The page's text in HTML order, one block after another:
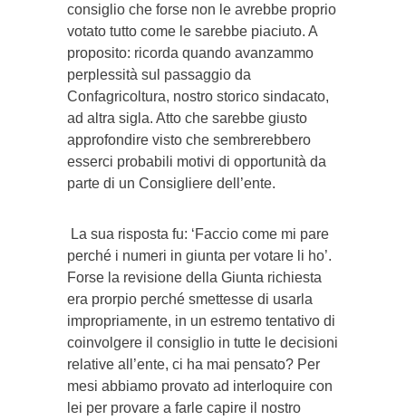
consiglio che forse non le avrebbe proprio
votato tutto come le sarebbe piaciuto. A
proposito: ricorda quando avanzammo
perplessità sul passaggio da
Confagricoltura, nostro storico sindacato,
ad altra sigla. Atto che sarebbe giusto
approfondire visto che sembrerebbero
esserci probabili motivi di opportunità da
parte di un Consigliere dell’ente.
La sua risposta fu: ‘Faccio come mi pare
perché i numeri in giunta per votare li ho’.
Forse la revisione della Giunta richiesta
era prorpio perché smettesse di usarla
impropriamente, in un estremo tentativo di
coinvolgere il consiglio in tutte le decisioni
relative all’ente, ci ha mai pensato? Per
mesi abbiamo provato ad interloquire con
lei per provare a farle capire il nostro